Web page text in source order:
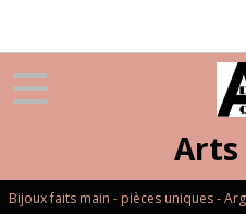
Arts
Bijoux faits main - pièces uniques -